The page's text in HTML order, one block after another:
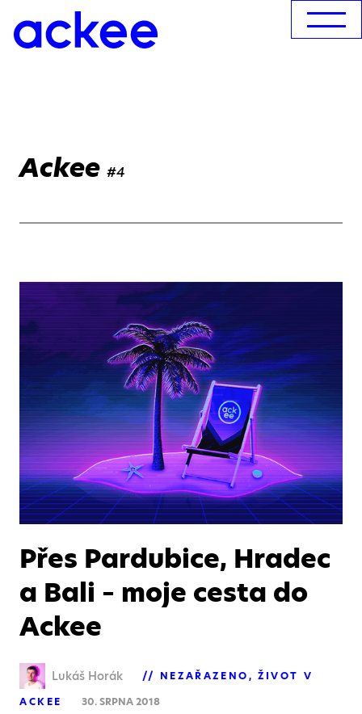
Ackee #4
Přes Pardubice, Hradec
a Bali – moje cesta do
Ackee
Lukáš Horák NEZAŘAZENO
ŽIVOT V
ACKEE
30. SRPNA 2018